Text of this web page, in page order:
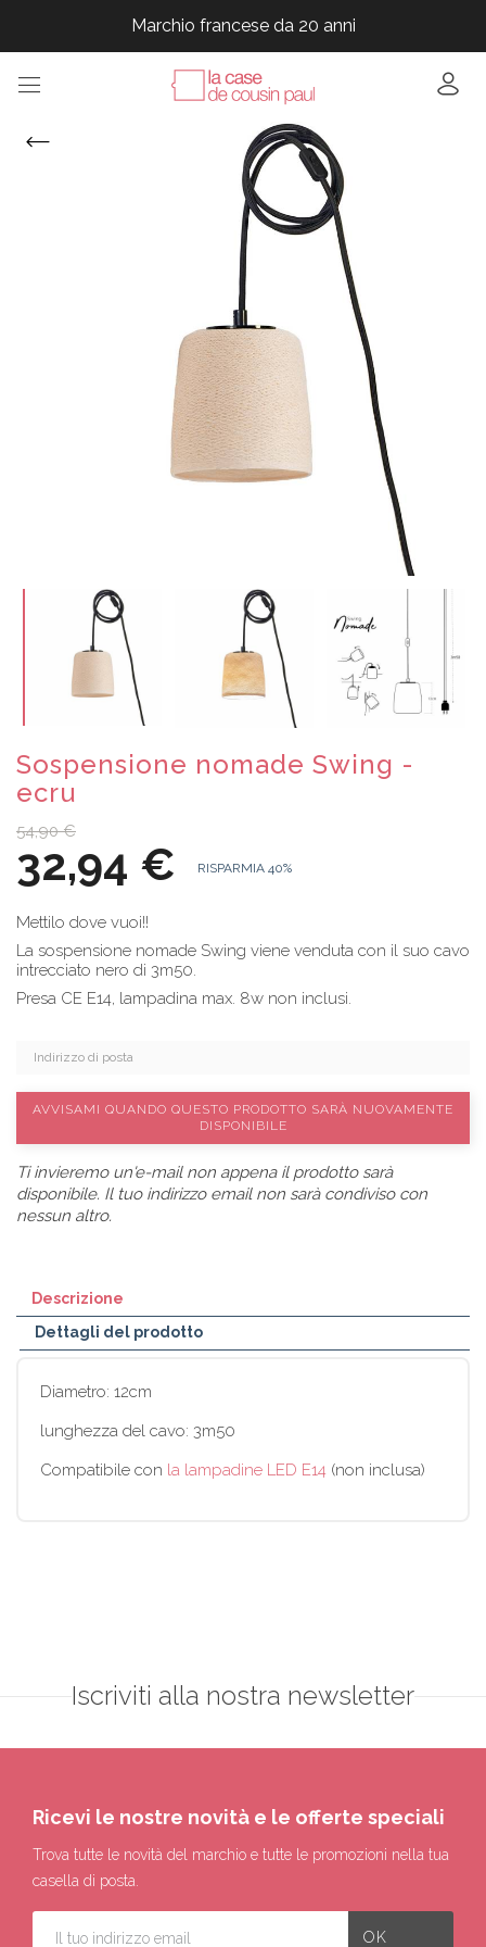
Marchio francese da 20 anni
Marchio francese da 20 anni
Marchio francese da 20 anni
Sospensione nomade Swing -
ecru
54,90 €
32,94 € RISPARMIA 40%
Mettilo dove vuoi!!
La sospensione nomade Swing viene venduta con il suo cavo
intrecciato nero di 3m50.
Presa CE E14, lampadina max. 8w non inclusi.
AVVISAMI QUANDO QUESTO PRODOTTO SARÀ NUOVAMENTE
DISPONIBILE
Ti invieremo un'e-mail non appena il prodotto sarà
disponibile. Il tuo indirizzo email non sarà condiviso con
nessun altro.
Descrizione
Dettagli del prodotto
Diametro: 12cm
lunghezza del cavo: 3m50
Compatibile con la lampadine LED E14 (non inclusa)
Iscriviti alla nostra newsletter
Ricevi le nostre novità e le offerte speciali
Trova tutte le novità del marchio e tutte le promozioni nella tua
casella di posta.